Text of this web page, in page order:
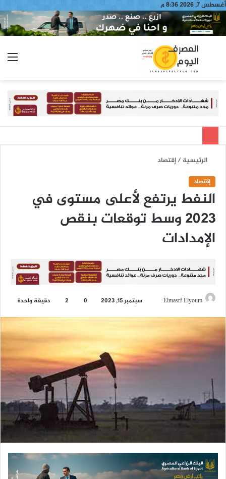
أغسطس 7, 2026 8:36 م
بحث
الرئيسية/إقتصاد
إقتصاد
النفط يرتفع لأعلى مستوى في
2023 وسط توقعات بنقص
الإمدادات
Elmasrf Elyoum
ل
ب
ر
إ
ت
و
سبتمبر 15, 2023 0
2 دقيقة واحدة